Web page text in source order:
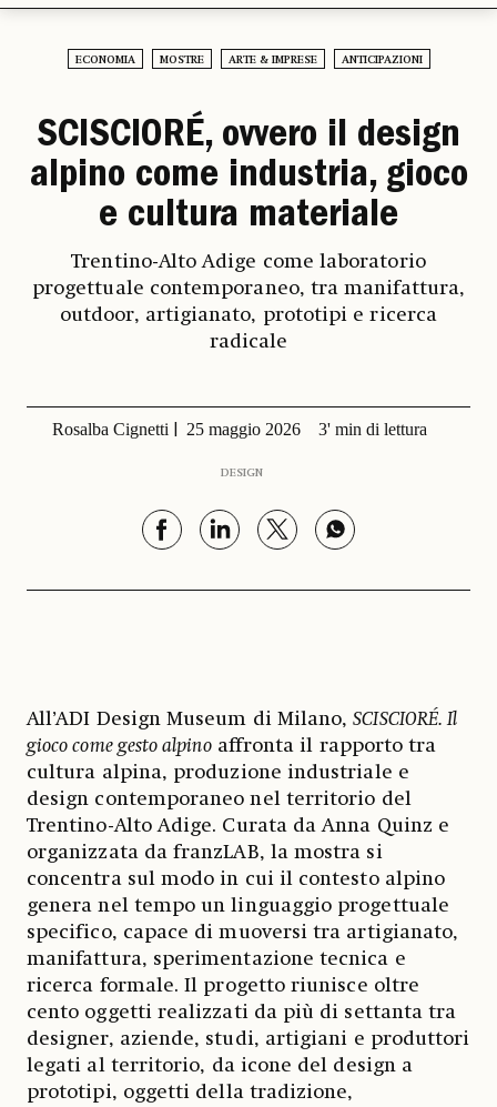
ECONOMIA MOSTRE ARTE & IMPRESE ANTICIPAZIONI
SCISCIORÉ, ovvero il design
alpino come industria, gioco
e cultura materiale
Trentino-Alto Adige come laboratorio
progettuale contemporaneo, tra manifattura,
outdoor, artigianato, prototipi e ricerca
radicale
Rosalba Cignetti 25 maggio 2026 3' min di lettura
DESIGN
All’ADI Design Museum di Milano,SCISCIORÉ. Il
gioco come gesto alpinoaffronta il rapporto tra
cultura alpina, produzione industriale e
design contemporaneo nel territorio del
Trentino-Alto Adige. Curata da Anna Quinz e
organizzata da franzLAB, la mostra si
concentra sul modo in cui il contesto alpino
genera nel tempo un linguaggio progettuale
specifico, capace di muoversi tra artigianato,
manifattura, sperimentazione tecnica e
ricerca formale. Il progetto riunisce oltre
cento oggetti realizzati da più di settanta tra
designer, aziende, studi, artigiani e produttori
legati al territorio, da icone del design a
prototipi, oggetti della tradizione,